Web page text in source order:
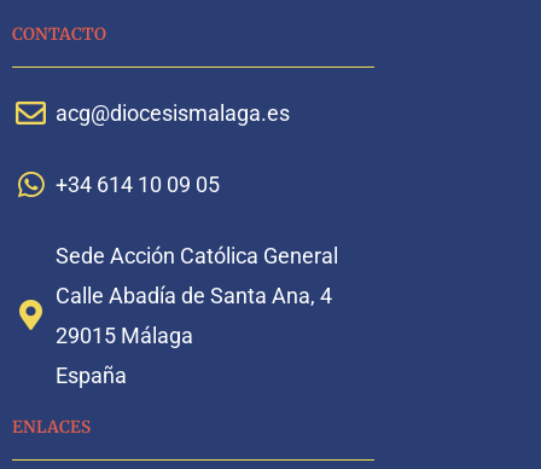
CONTACTO
acg@diocesismalaga.es
+34 614 10 09 05
Sede Acción Católica General
Calle Abadía de Santa Ana, 4
29015 Málaga
España
ENLACES